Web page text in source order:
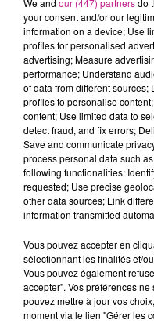
68 NEWS DU 14 SEPTEMBRE
Retrouvez les 68 news
TITRES DIFFUSÉS
your consent and/or our
information on a device; Use
profiles for personalised
advertising; Measure
performance; Understand
of data from different
profiles to personalise
content; Use limited data to
detect fraud, and fix errors;
Save and communicate
process personal data such
following functionalities:
requested; Use precise
other data sources; Link
information transmitted
Vous pouvez accepter en
sélectionnant les finalités et/
Vous pouvez également
accepter". Vos préférences
pouvez mettre à jour vos
moment via le lien "Gérer les